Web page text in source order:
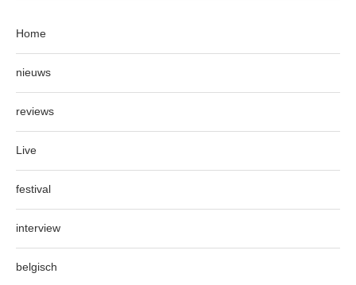
Home
nieuws
reviews
Live
festival
interview
belgisch